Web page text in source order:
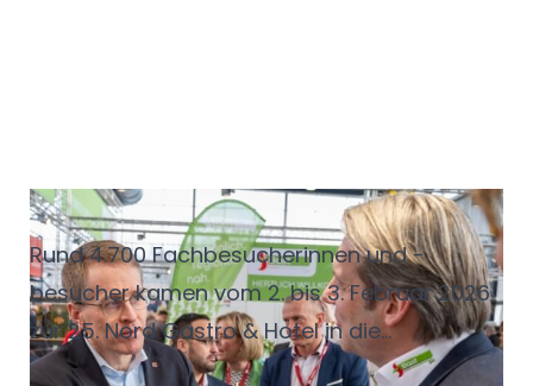
25 Jahre Nord Gastro & Hotel
Rund 4.700 Fachbesucherinnen und -
besucher kamen vom 2. bis 3. Februar 2026
zur 25. Nord Gastro & Hotel in die
Messehallen nach Husum. Auf 10.000